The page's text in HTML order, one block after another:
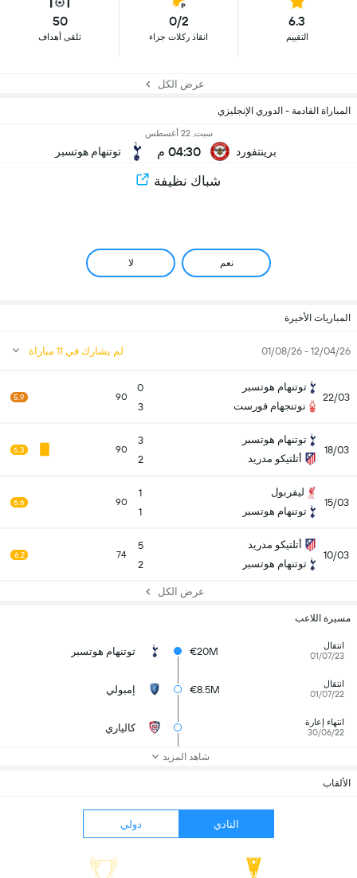
6.3
التقييم
0/2
انقاذ ركلات جزاء
50
تلقى أهداف
عرض الكل
المباراة القادمة - الدوري الإنجليزي
برينتفورد
سبت, 22 أغسطس
04:30 م توتنهام هوتسبر
شباك نظيفة
نعم لا
المباريات الأخيرة
12/04/26 - 01/08/26 لم يشارك في 11 مباراة
22/03
توتنهام هوتسبر
نوتنجهام فورست
0
3
90
5.9
18/03
توتنهام هوتسبر
أتلتيكو مدريد
3
2
90
6.3
15/03
ليفربول
توتنهام هوتسبر
1
1
90
6.6
10/03
أتلتيكو مدريد
توتنهام هوتسبر
5
2
74
6.2
عرض الكل
مسيرة اللاعب
انتقال
01/07/23
€20M توتنهام هوتسبر
انتقال
01/07/22
€8.5M إمبولي
انتهاء إعارة
30/06/22
كالياري
شاهد المزيد
الألقاب
النادي دولي